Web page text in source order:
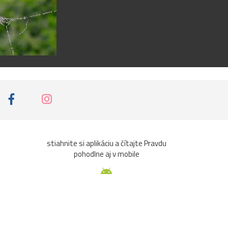
stiahnite si aplikáciu a čítajte Pravdu
pohodlne aj v mobile